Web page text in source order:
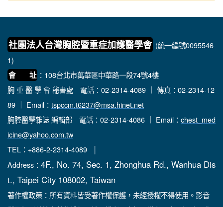
社團法人台灣胸腔暨重症加護醫學會 (統一編號0095546
1)
會 址 ：108台北市萬華區中華路一段74號4樓
胸 重 醫 學 會 秘書處 電話：02-2314-4089 ｜ 傳真：02-2314-12
89 ｜ Email： tspccm.t6237@msa.hinet.net
胸腔醫學雜誌 編輯部 電話：02-2314-4086 ｜ Email： chest_med
icine@yahoo.com.tw
TEL：+886-2-2314-4089 │
Address： 4F., No. 74, Sec. 1, Zhonghua Rd., Wanhua Dis
t., Taipei City 108002, Taiwan
著作權政策：所有資料皆受著作權保護，未經授權不得使用。影音